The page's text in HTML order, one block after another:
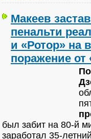
Макеев
пенальти
и «Ротор» на
поражение от
был забит на 80-й
заработал 35-